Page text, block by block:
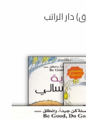
الراتب